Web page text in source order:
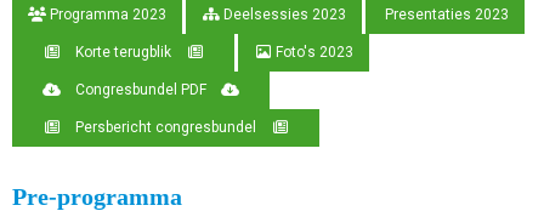
Programma 2023 Deelsessies 2023 Presentaties 2023
Korte terugblik Foto's 2023
Congresbundel PDF
Persbericht congresbundel
Pre-programma